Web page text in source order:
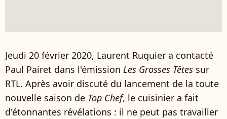
Jeudi 20 février 2020, Laurent Ruquier a contacté
Paul Pairet dans l'émission Les Grosses Têtes sur
RTL. Après avoir discuté du lancement de la toute
nouvelle saison de Top Chef, le cuisinier a fait
d'étonnantes révélations : il ne peut pas travailler